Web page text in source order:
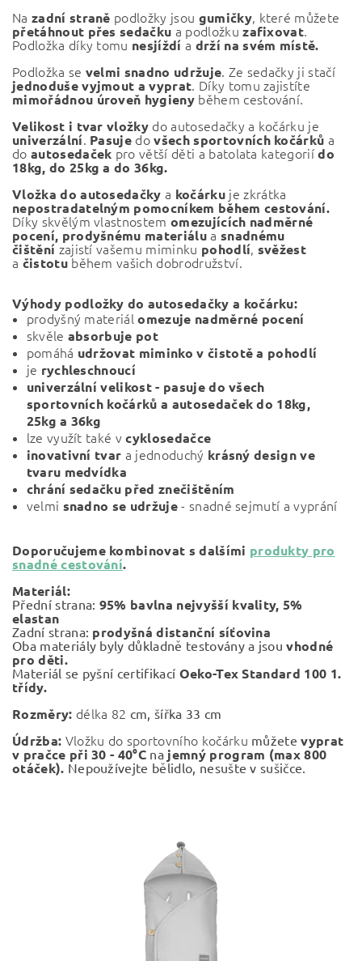
Na zadní straně podložky jsou gumičky, které můžete
přetáhnout přes sedačkua podložkuzafixovat.
Podložka díky tomu nesjíždí a drží na svém místě.
Podložka se velmi snadno udržuje. Ze sedačky ji stačí
jednoduše vyjmout a vyprat. Díky tomu zajistíte
mimořádnou úroveň hygieny během cestování.
Velikost i tvar vložky do autosedačky a kočárku je
univerzální. Pasuje dovšech sportovních kočárků a
do autosedaček pro větší děti a batolata kategoriído
18kg, do 25kg a do 36kg.
Vložka do autosedačky a kočárkuje zkrátka
nepostradatelným pomocníkem během cestování.
Díky skvělým vlastnostemomezujících nadměrné
pocení, prodyšnému materiálua snadnému
čištěnízajistí vašemu miminku pohodlí, svěžest
a čistotuběhem vašich dobrodružství.
Výhody podložky do autosedačky a kočárku:
prodyšný materiál omezuje nadměrné pocení
skvěle absorbuje pot
pomáhá udržovat miminko v čistotě a pohodlí
je rychleschnoucí
univerzální velikost - pasuje do všech
sportovních kočárků a autosedaček do 18kg,
25kg a 36kg
lze využít také vcyklosedačce
inovativní tvar a jednoduchý krásný design ve
tvaru medvídka
chrání sedačku před znečištěním
velmi snadno se udržuje- snadné sejmutí a vyprání
Doporučujeme kombinovat s dalšími produkty pro
snadné cestování.
Materiál:
Přední strana: 95% bavlna nejvyšší kvality, 5%
elastan
Zadní strana: prodyšná distanční síťovina
Oba materiály byly důkladně testovány a jsou vhodné
pro děti.
Materiál se pyšní certifikací Oeko-Tex Standard 100 1.
třídy.
Rozměry: délka 82 cm, šířka 33 cm
Údržba: Vložku do sportovního kočárku můžetevyprat
v pračce při 30 - 40°C na jemný program (max 800
otáček). Nepoužívejte bělidlo, nesušte v sušičce.